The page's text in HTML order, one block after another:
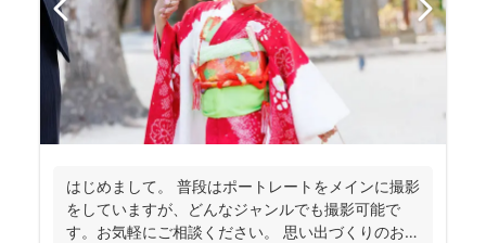
はじめまして。 普段はポートレートをメインに撮影
をしていますが、どんなジャンルでも撮影可能で
す。お気軽にご相談ください。 思い出づくりのお手